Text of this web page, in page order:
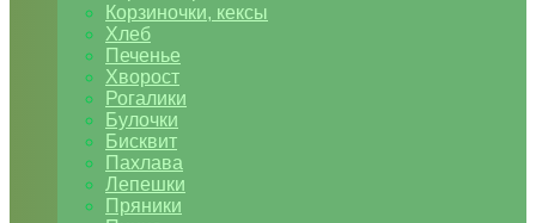
Корзиночки, кексы
Хлеб
Печенье
Хворост
Рогалики
Булочки
Бисквит
Пахлава
Лепешки
Пряники